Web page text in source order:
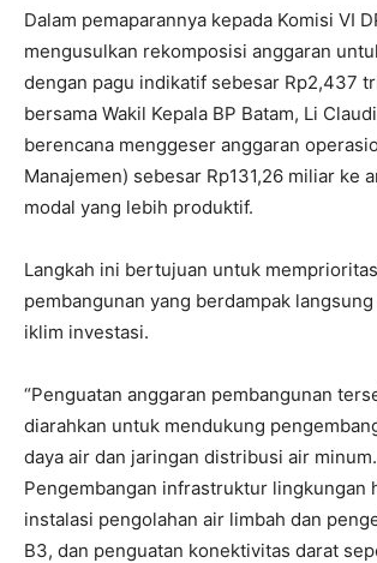
Dalam pemaparannya kepada Komisi VI
mengusulkan rekomposisi anggaran
dengan pagu indikatif sebesar Rp2,437
bersama Wakil Kepala BP Batam, Li
berencana menggeser anggaran
Manajemen) sebesar Rp131,26 miliar ke
modal yang lebih produktif.
Langkah ini bertujuan untuk
pembangunan yang berdampak
iklim investasi.
“Penguatan anggaran pembangunan
diarahkan untuk mendukung
daya air dan jaringan distribusi air minum.
Pengembangan infrastruktur lingkungan
instalasi pengolahan air limbah dan
B3, dan penguatan konektivitas darat